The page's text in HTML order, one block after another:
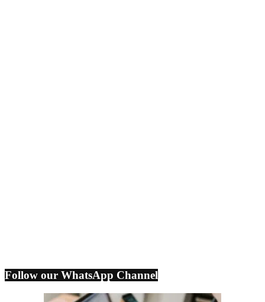
Follow our WhatsApp Channel